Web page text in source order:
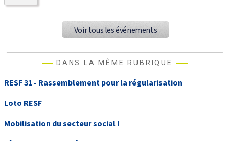
Voir tous les événements
DANS LA MÊME RUBRIQUE
RESF 31 - Rassemblement pour la régularisation
Loto RESF
Mobilisation du secteur social !